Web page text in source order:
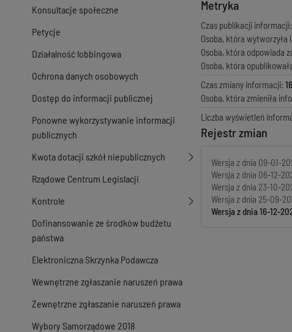
Konsultacje społeczne
Petycje
Działalność lobbingowa
Ochrona danych osobowych
Dostęp do informacji publicznej
Ponowne wykorzystywanie informacji
publicznych
Kwota dotacji szkół niepublicznych
Rządowe Centrum Legislacji
Kontrole
Dofinansowanie ze środków budżetu
państwa
Elektroniczna Skrzynka Podawcza
Wewnętrzne zgłaszanie naruszeń prawa
Zewnętrzne zgłaszanie naruszeń prawa
Wybory Samorządowe 2018
Metryka
Czas publikacji informacji:
Osoba, która wytworzyła
Osoba, która odpowiada
Osoba, która
Czas zmiany informacji:
Osoba, która zmieniła
Liczba wyświetleń
Rejestr zmian
Wersja z dnia 09-01-
Wersja z dnia 06-12-
Wersja z dnia 23-10-
Wersja z dnia 25-09-
Wersja z dnia16-12-